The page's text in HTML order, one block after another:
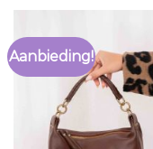
Aanbieding!